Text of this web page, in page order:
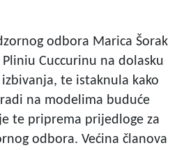
odbora Marica Šorak
Cuccurinu na dolasku
te istaknula kako
na modelima buduće
te priprema prijedloge za
odbora. Većina članova